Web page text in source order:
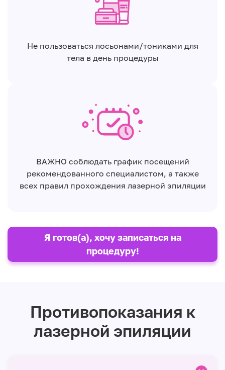
Не пользоваться лосьонами/тониками для
тела в день процедуры
ВАЖНО соблюдать график посещений
рекомендованного специалистом, а также
всех правил прохождения лазерной эпиляции
Я готов(а), хочу записаться на
процедуру!
Противопоказания к
лазерной эпиляции